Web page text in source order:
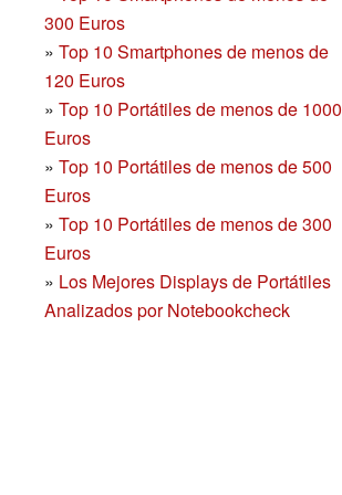
300 Euros
» Top 10 Smartphonesde menos de
120 Euros
» Top 10 Portátiles de menos de 1000
Euros
» Top 10 Portátiles de menos de 500
Euros
» Top 10 Portátiles de menos de 300
Euros
» Los Mejores Displays de Portátiles
Analizados por Notebookcheck